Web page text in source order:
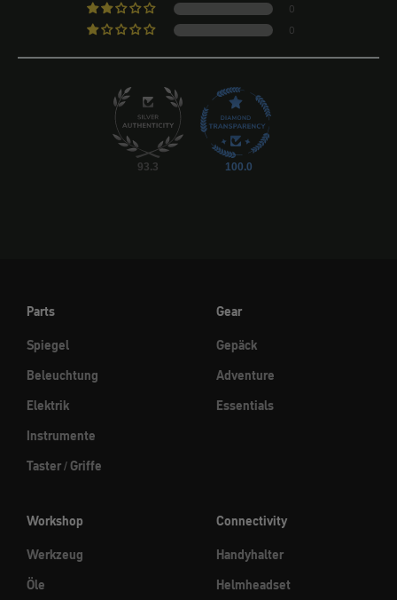
0
0
93.3 100.0
Parts
Spiegel
Beleuchtung
Elektrik
Instrumente
Taster / Griffe
Gear
Gepäck
Adventure
Essentials
Workshop
Werkzeug
Öle
Connectivity
Handyhalter
Helmheadset